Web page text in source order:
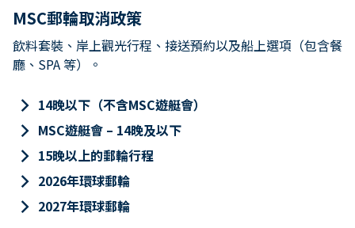
MSC郵輪取消政策
飲料套裝、岸上觀光行程、接送預約以及船上選項（包含餐
廳、SPA 等）。
keyboard_arrow_right 14晚以下（不含MSC遊艇會）
keyboard_arrow_right MSC遊艇會 – 14晚及以下
keyboard_arrow_right 15晚以上的郵輪行程
keyboard_arrow_right 2026年環球郵輪
keyboard_arrow_right 2027年環球郵輪